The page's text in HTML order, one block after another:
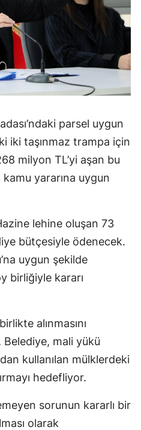
parsel uygun
iki taşınmaz trampa için
milyon TL’yi aşan bu
kamu yararına uygun
lehine oluşan 73
bütçesiyle ödenecek.
uygun şekilde
birliğiyle kararı
alınmasını
Belediye, mali yükü
kullanılan mülklerdeki
hedefliyor.
sorunun kararlı bir
olarak